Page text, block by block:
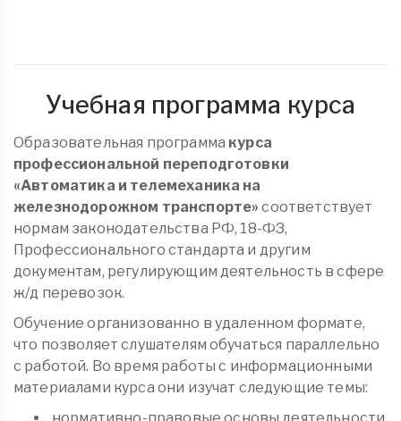
Учебная программа курса
Образовательная программа курса
профессиональной переподготовки
«Автоматика и телемеханика на
железнодорожном транспорте»соответствует
нормам законодательства РФ, 18-ФЗ,
Профессионального стандарта и другим
документам, регулирующим деятельность в сфере
ж/д перевозок.
Обучение организованно в удаленном формате,
что позволяет слушателям обучаться параллельно
с работой. Во время работы с информационными
материалами курса они изучат следующие темы: